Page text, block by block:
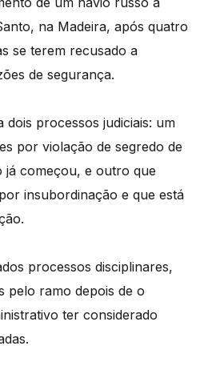
na Madeira, após quatro
se terem recusado a
de segurança.
dois processos judiciais: um
por violação de segredo de
já começou, e outro que
insubordinação e que está
processos disciplinares,
pelo ramo depois de o
ter considerado